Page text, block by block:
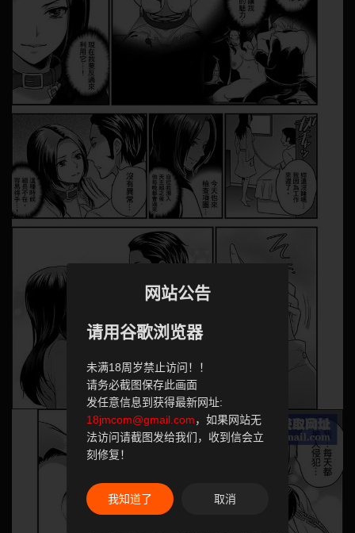
网站公告
请用谷歌浏览器
未满18周岁禁止访问！！
请务必截图保存此画面
发任意信息到获得最新网址:
18jmcom@gmail.com，如果网站无
法访问请截图发给我们，收到信会立
刻修复！
我知道了 取消